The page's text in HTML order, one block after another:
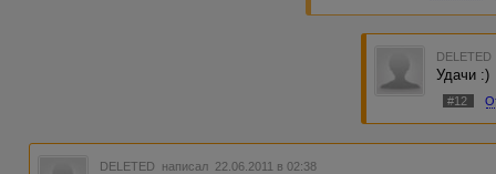
DELETED
Удачи :)
#12
DELETED написал 22.06.2011 в 02:38